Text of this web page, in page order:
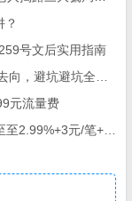
？
号文后实用指南
元流量费